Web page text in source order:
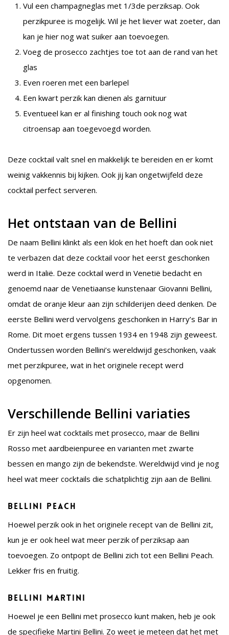
Vul een champagneglas met 1/3de perziksap. Ook
perzikpuree is mogelijk. Wil je het liever wat zoeter, dan
kan je hier nog wat suiker aan toevoegen.
Voeg de prosecco zachtjes toe tot aan de rand van het
glas
Even roeren met een barlepel
Een kwart perzik kan dienen als garnituur
Eventueel kan er al finishing touch ook nog wat
citroensap aan toegevoegd worden.
Deze cocktail valt snel en makkelijk te bereiden en er komt
weinig vakkennis bij kijken. Ook jij kan ongetwijfeld deze
cocktail perfect serveren.
Het ontstaan van de Bellini
De naam Bellini klinkt als een klok en het hoeft dan ook niet
te verbazen dat deze cocktail voor het eerst geschonken
werd in Italië. Deze cocktail werd in Venetië bedacht en
genoemd naar de Venetiaanse kunstenaar Giovanni Bellini,
omdat de oranje kleur aan zijn schilderijen deed denken. De
eerste Bellini werd vervolgens geschonken in Harry’s Bar in
Rome. Dit moet ergens tussen 1934 en 1948 zijn geweest.
Ondertussen worden Bellini’s wereldwijd geschonken, vaak
met perzikpuree, wat in het originele recept werd
opgenomen.
Verschillende Bellini variaties
Er zijn heel wat cocktails met prosecco, maar de Bellini
Rosso met aardbeienpuree en varianten met zwarte
bessen en mango zijn de bekendste. Wereldwijd vind je nog
heel wat meer cocktails die schatplichtig zijn aan de Bellini.
Bellini Peach
Hoewel perzik ook in het originele recept van de Bellini zit,
kun je er ook heel wat meer perzik of perziksap aan
toevoegen. Zo ontpopt de Bellini zich tot een Bellini Peach.
Lekker fris en fruitig.
Bellini Martini
Hoewel je een Bellini met prosecco kunt maken, heb je ook
de specifieke Martini Bellini. Zo weet je meteen dat het met